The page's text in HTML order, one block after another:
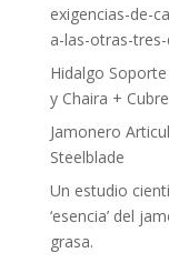
exigencias-de-
a-las-otras-
Hidalgo
y Chaira +
Jamonero
Steelblade
Un estudio
‘esencia’ del
grasa.